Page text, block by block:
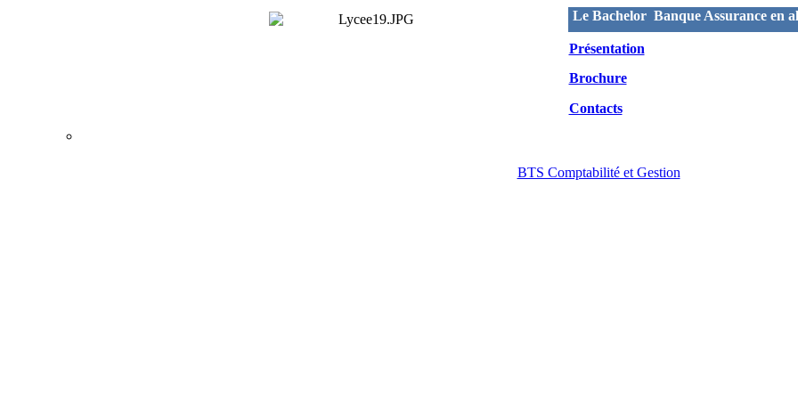
Le Bachelor Banque Assurance en
Présentation
Brochure
Contacts
BTS Comptabilité et Gestion